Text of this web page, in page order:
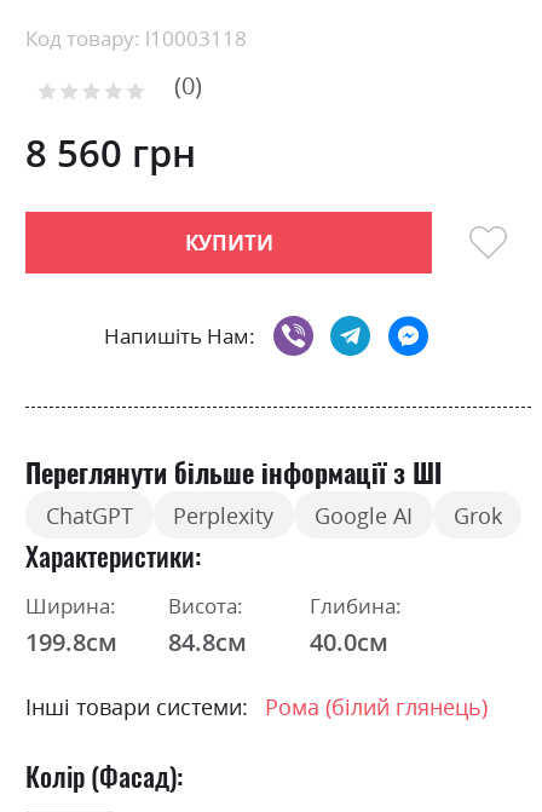
Skip
the
of
the
gallery
Код товару: l10003118
Рейтинг: 0
8 560 грн
КУПИТИ
Напишіть Нам:
Переглянути більше інформації з ШІ
ChatGPT Perplexity Google AI Grok
Характеристики
Ширина:
199.8см
Висота:
84.8см
Глибина:
40.0см
Інші товари системи: Рома (білий глянець)
Колір (Фасад):